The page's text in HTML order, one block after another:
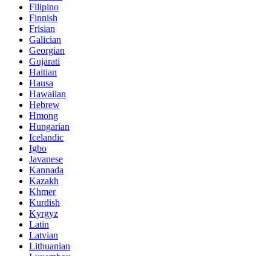
Filipino
Finnish
Frisian
Galician
Georgian
Gujarati
Haitian
Hausa
Hawaiian
Hebrew
Hmong
Hungarian
Icelandic
Igbo
Javanese
Kannada
Kazakh
Khmer
Kurdish
Kyrgyz
Latin
Latvian
Lithuanian